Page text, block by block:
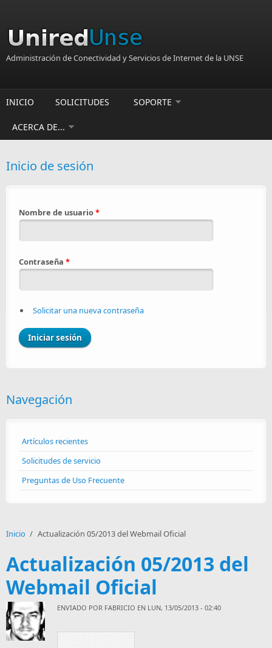
Administración de Conectividad y Servicios de Internet de la UNSE
INICIO SOLICITUDES SOPORTE
ACERCA DE...
Inicio de sesión
Nombre de usuario*
Contraseña *
Solicitar una nueva contraseña
Navegación
Artículos recientes
Solicitudes de servicio
Preguntas de Uso Frecuente
Inicio / Actualización 05/2013 del Webmail Oficial
Actualización 05/2013 del
Webmail Oficial
ENVIADO POR FABRICIO EN LUN, 13/05/2013 - 02:40